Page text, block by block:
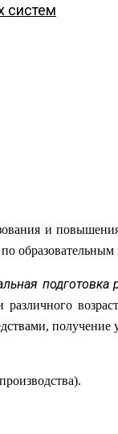
систем
и
по
получение